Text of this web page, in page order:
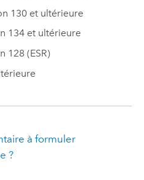
130 et ultérieure
134 et ultérieure
128 (ESR)
à formuler
?